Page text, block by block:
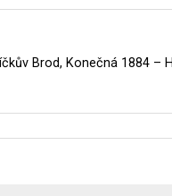
Brod, Konečná 1884 –